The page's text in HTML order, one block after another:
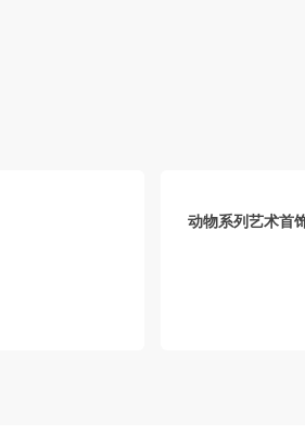
动物系列艺术首